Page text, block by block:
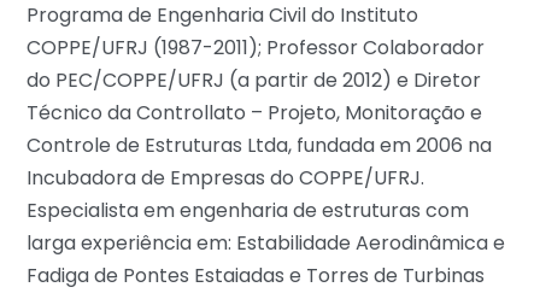
Programa de Engenharia Civil do Instituto
COPPE/UFRJ (1987-2011); Professor Colaborador
do PEC/COPPE/UFRJ (a partir de 2012) e Diretor
Técnico da Controllato – Projeto, Monitoração e
Controle de Estruturas Ltda, fundada em 2006 na
Incubadora de Empresas do COPPE/UFRJ.
Especialista em engenharia de estruturas com
larga experiência em: Estabilidade Aerodinâmica e
Fadiga de Pontes Estaiadas e Torres de Turbinas